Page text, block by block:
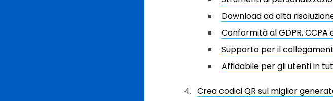
Download ad alta
Conformità al GDPR, CCPA
Supporto per il
Affidabile per gli utenti in
Crea codici QR sul miglior